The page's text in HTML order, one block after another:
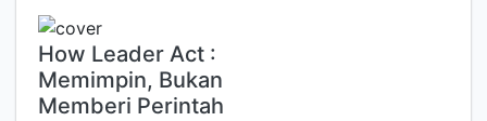
How Leader Act :
Memimpin, Bukan
Memberi Perintah